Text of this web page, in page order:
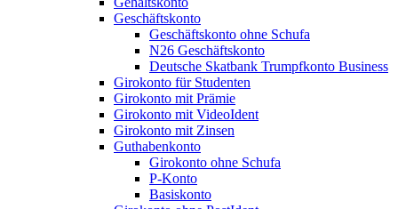
Geschäftskonto
Geschäftskonto ohne Schufa
N26 Geschäftskonto
Deutsche Skatbank Trumpfkonto Business
Girokonto für Studenten
Girokonto mit Prämie
Girokonto mit VideoIdent
Girokonto mit Zinsen
Guthabenkonto
Girokonto ohne Schufa
P-Konto
Basiskonto